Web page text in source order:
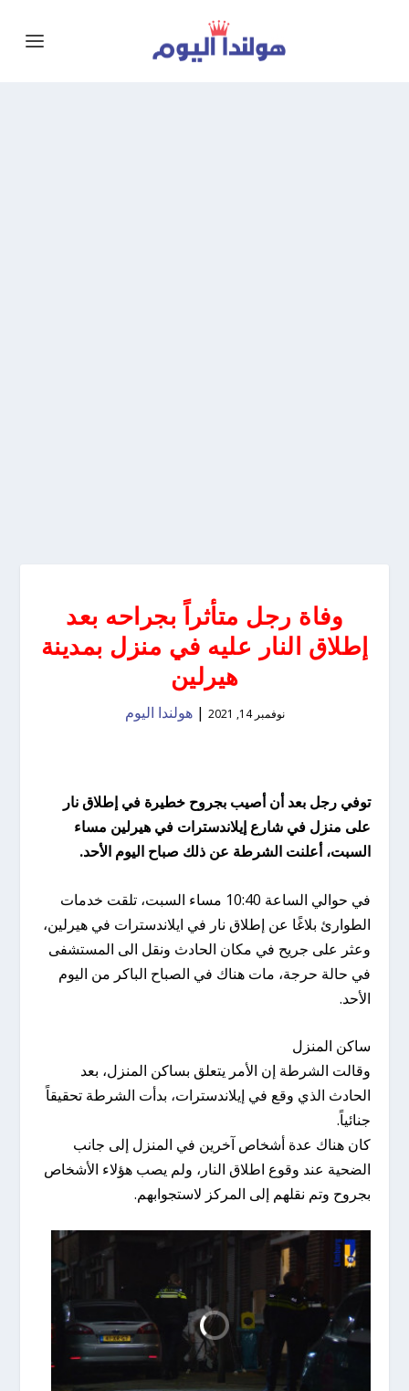
وفاة رجل متأثراً بجراحه بعد
إطلاق النار عليه في منزل بمدينة
هيرلين
نوفمبر 14, 2021 |هولندا اليوم
توفي رجل بعد أن أصيب بجروح خطيرة في إطلاق نار
على منزل في شارع إيلاندسترات في هيرلين مساء
السبت، أعلنت الشرطة عن ذلك صباح اليوم الأحد.
في حوالي الساعة 10:40 مساء السبت، تلقت خدمات
الطوارئ بلاغًا عن إطلاق نار في ايلاندسترات في هيرلين،
وعثر على جريح في مكان الحادث ونقل الى المستشفى
في حالة حرجة، مات هناك في الصباح الباكر من اليوم
الأحد.
ساكن المنزل
وقالت الشرطة إن الأمر يتعلق بساكن المنزل، بعد
الحادث الذي وقع في إيلاندسترات، بدأت الشرطة تحقيقاً
جنائياً.
كان هناك عدة أشخاص آخرين في المنزل إلى جانب
الضحية عند وقوع اطلاق النار، ولم يصب هؤلاء الأشخاص
بجروح وتم نقلهم إلى المركز لاستجوابهم.